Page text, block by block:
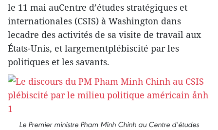
le 11 mai auCentre d’études stratégiques et
internationales (CSIS) à Washington dans
lecadre des activités de sa visite de travail aux
États-Unis, et largementplébiscité par les
politiques et les savants.
Le Premier ministre Pham Minh Chinh au Centre d’études